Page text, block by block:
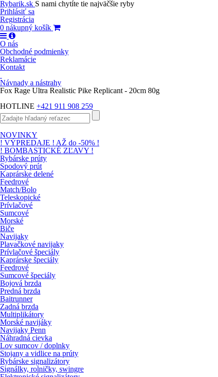
Rybarik.sk S nami chytíte tie najväčšie ryby
Prihlásiť sa
Registrácia
0 nákupný košík
O nás
Obchodné podmienky
Reklamácie
Kontakt
Návnady a nástrahy
Fox Rage Ultra Realistic Pike Replicant - 20cm 80g
HOTLINE +421 911 908 259
NOVINKY
! VÝPREDAJE ! AŽ do -50% !
! BOMBASTICKÉ ZĽAVY !
Rybárske prúty
Spodový prút
Kaprárske delené
Feedrové
Match/Bolo
Teleskopické
Prívlačové
Sumcové
Morské
Biče
Navijaky
Plavačkové navijaky
Prívlačové špeciály
Kaprárske špeciály
Feedrové
Sumcové špeciály
Bojová brzda
Predná brzda
Baitrunner
Zadná brzda
Multiplikátory
Morské navijáky
Navijaky Penn
Náhradná cievka
Lov sumcov / doplnky
Stojany a vidlice na prúty
Rybárske signalizátory
Signálky, rolničky, swingre